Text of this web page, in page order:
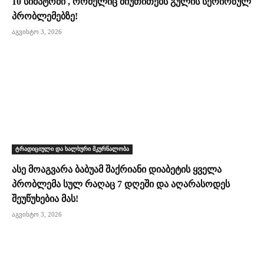
პრობლემებზე!
აგვისტო 3, 2026
ტრადიციული და ხალხური მკურნალობა
ასე მოაგვარა ბაბუამ შაქრიანი დიაბეტის ყველა
პრობლემა სულ რაღაც 7 დღეში და აღარასოდეს
შეუწუხებია მას!
აგვისტო 3, 2026